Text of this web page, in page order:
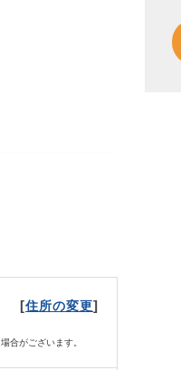
[住所の変更]
合がございます。